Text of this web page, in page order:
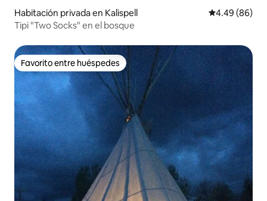
Habitación privada en Kalispell Calificación
4.49 (86)
Tipi "Two Socks" en el bosque
Favorito entre huéspedes
Favorito entre huéspedes